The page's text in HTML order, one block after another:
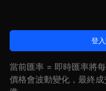
登
當前匯率 = 即時匯率將
價格會波動變化，最終